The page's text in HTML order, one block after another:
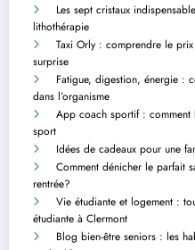
Les sept cristaux
lithothérapie
Taxi Orly : comprendre le
surprise
Fatigue, digestion, énergie :
dans l’organisme
App coach sportif : comment
sport
Idées de cadeaux pour une
Comment dénicher le parfait
rentrée?
Vie étudiante et logement :
étudiante à Clermont
Blog bien-être seniors : les